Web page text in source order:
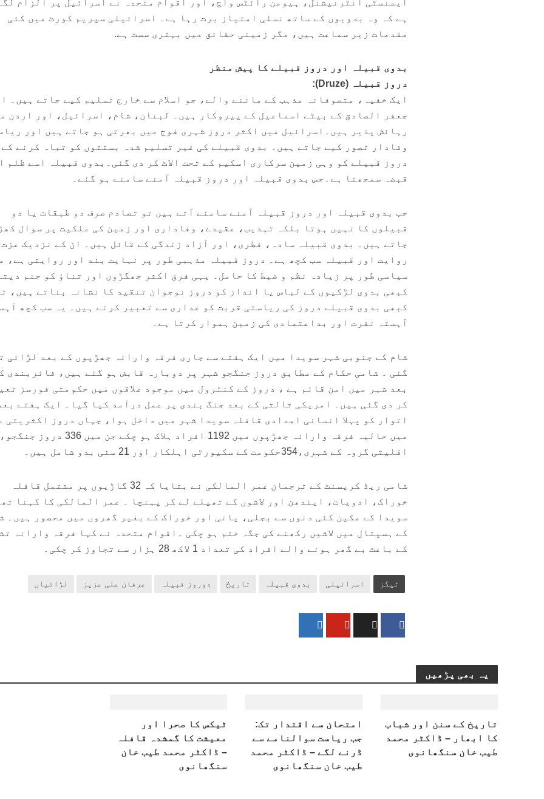
ایمنسٹی انٹرنیشنل، ہیومن رائٹس واچ، اور اقوام متحدہ نے اسرائیل پر الزام
ہے کہ وہ بدویوں کے ساتھ نسلی امتیاز برت رہا ہے۔ اسرائیلی سپریم کورٹ میں کئی
مقدمات زیر سماعت ہیں، مگر زمینی حقائق میں بہتری سست ہے.
بدوی قبیلہ اور دروز قبیلے کا پیش منظر
دروز قبیلہ (Druze):
ایک خفیہ، متصوفانہ مذہب کے ماننے والے، جو اسلام سے خارج تسلیم کیے جاتے ہیں۔
جعفر الصادق کے بیٹے اسماعیل کے پیروکار ہیں۔ لبنان، شام، اسرائیل، اور اردن
رہائش پذیر ہیں۔اسرائیل میں اکثر دروز شہری فوج میں بھرتی ہو جاتے ہیں اور
وفادار تصور کیے جاتے ہیں۔ بدوی قبیلے کی غیر تسلیم شدہ بستتوں کو تباہ کرنے کے
دروز قبیلے کو وہی زمین سرکاری اسکیم کے تحت الاٹ کر دی گئی۔بدوی قبیلہ اسے ظلم
قبضہ سمجھتا ہے۔جس بدوی قبیلہ اور دروز قبیلہ آمنے سامنے ہو گئے۔
جب بدوی قبیلہ اور دروز قبیلہ آمنے سامنے آتے ہیں تو تصادم صرف دو طبقات یا دو
قبیلوں کا نہیں ہوتا بلکہ تہذیب، عقیدے، وفاداری اور زمین کی ملکیت پر سوال
جاتے ہیں۔ بدوی قبیلہ سادہ، فطری، اور آزاد زندگی کے قائل ہیں۔ ان کے نزدیک
روایت اور قبیلہ سب کچھ ہے۔ دروز قبیلہ مذہبی طور پر نہایت بند اور روایتی ہے،
سیاسی طور پر زیادہ نظم و ضبط کا حامل۔ یہی فرق اکثر جھگڑوں اور تناؤ کو جنم
کبھی بدوی لڑکیوں کے لباس یا انداز کو دروز نوجوان تنقید کا نشانہ بناتے ہیں،
کبھی بدوی قبیلے دروز کی ریاستی قربت کو غداری سے تعبیر کرتے ہیں۔ یہ سب کچھ
آہستہ نفرت اور بداعتمادی کی زمین ہموار کرتا ہے۔
شام کے جنوبی شہر سویدا میں ایک ہفتے سے جاری فرقہ وارانہ جھڑپوں کے بعد لڑائی
گئی ۔ شامی حکام کے مطابق دروز جنگجو شہر پر دوبارہ قابض ہو گئے ہیں، فائربندی
بعد شہر میں امن قائم ہے ، دروز کے کنٹرول میں موجود علاقوں میں حکومتی فورسز
کر دی گئی ہیں۔ امریکی ثالثی کے بعد جنگ بندی پر عمل درآمد کیا گیا۔ ایک ہفتے
اتوار کو پہلا انسانی امدادی قافلہ سویدا شہر میں داخل ہوا، جہاں دروز اکثریتی
اقلیتی گروہ کے شہری،354حکومت کے سکیورٹی اہلکار اور 21 سنی بدو شامل ہیں۔
شامی ریڈ کریسنٹ کے ترجمان عمر المالکی نے بتایا کہ 32 گاڑیوں پر مشتمل قافلہ
خوراک، ادویات، ایندھن اور لاشوں کے تھیلے لے کر پہنچا ۔ عمر المالکی کا کہنا
سویدا کے مکین کئی دنوں سے بجلی، پانی اور خوراک کے بغیر گھروں میں محصور ہیں۔
کے ہسپتال میں لاشیں رکھنے کی جگہ ختم ہو چکی ۔اقوام متحدہ نے کہا فرقہ وارانہ
کے باعث بے گھر ہونے والے افراد کی تعداد 1 لاکھ 28 ہزار سے تجاوز کر چکی۔
ٹیگز اسرائیلی بدوی قبیلہ تاریخ دوروز قبیلہ عرفان علی عزیز لڑائیاں
یہ بھی پڑھیں
تاریخ کے سنن اور شباب
کا ابھار – ڈاکٹر محمد
طیب خان سنگھانوی
امتحان سے اقتدار تک:
جب ریاست سوالنامے سے
ڈرنے لگے – ڈاکٹر محمد
طیب خان سنگھانوی
ٹیکس کا صحرا اور
معیشت کا گمشدہ قافلہ
– ڈاکٹر محمد طیب خان
سنگھانوی